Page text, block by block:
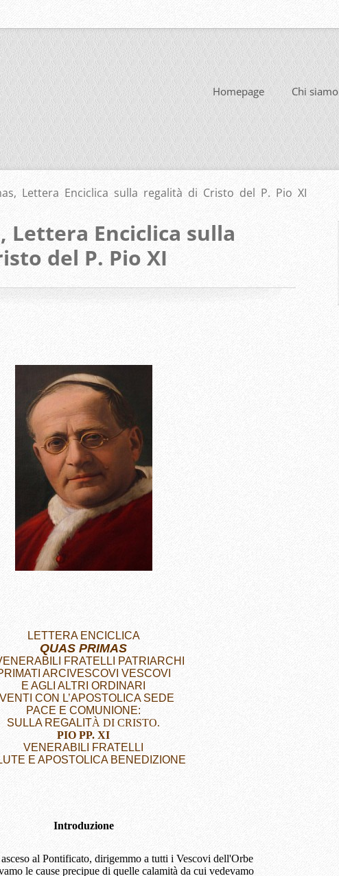
Homepage Chi siamo
Lettera Enciclica sulla regalità di Cristo del P. Pio XI
Lettera Enciclica sulla
del P. Pio XI
LETTERA ENCICLICA
QUAS PRIMAS
FRATELLI PATRIARCHI
ARCIVESCOVI VESCOVI
E AGLI ALTRI ORDINARI
CON L’APOSTOLICA SEDE
PACE E COMUNIONE:
SULLA REGALITÀ DI CRISTO.
PIO PP. XI
VENERABILI FRATELLI
E APOSTOLICA BENEDIZIONE
Introduzione
al Pontificato, dirigemmo a tutti i Vescovi dell'Orbe
le cause precipue di quelle calamità da cui vedevamo